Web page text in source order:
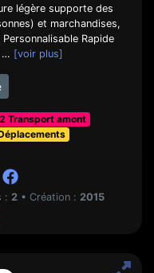
légère supporte des
et marchandises,
Rapide
… [voir plus]
Transport amont
: 2 • Création : 2015